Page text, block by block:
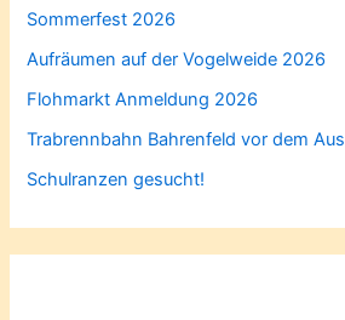
Sommerfest 2026
Aufräumen auf der Vogelweide 2026
Flohmarkt Anmeldung 2026
Trabrennbahn Bahrenfeld vor dem Aus
Schulranzen gesucht!